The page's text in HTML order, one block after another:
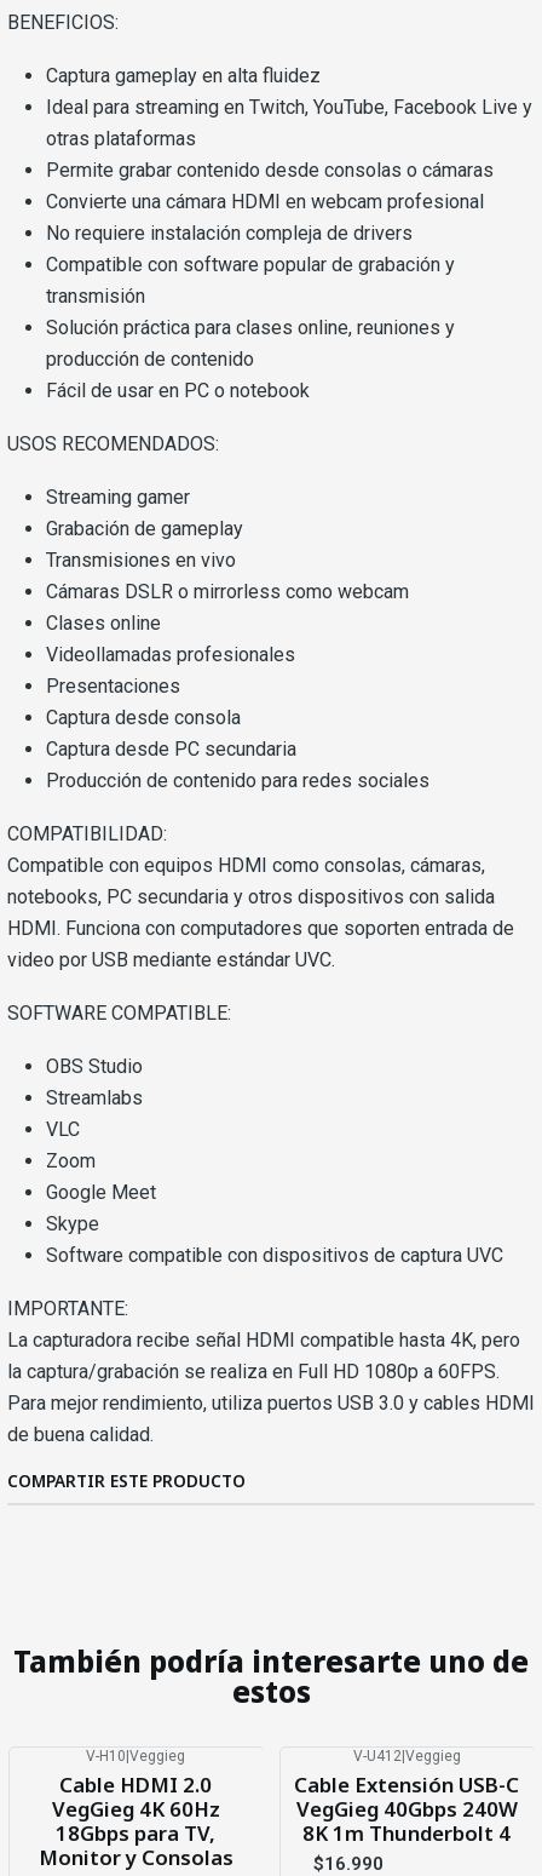
BENEFICIOS:
Captura gameplay en alta fluidez
Ideal para streaming en Twitch, YouTube, Facebook Live y
otras plataformas
Permite grabar contenido desde consolas o cámaras
Convierte una cámara HDMI en webcam profesional
No requiere instalación compleja de drivers
Compatible con software popular de grabación y
transmisión
Solución práctica para clases online, reuniones y
producción de contenido
Fácil de usar en PC o notebook
USOS RECOMENDADOS:
Streaming gamer
Grabación de gameplay
Transmisiones en vivo
Cámaras DSLR o mirrorless como webcam
Clases online
Videollamadas profesionales
Presentaciones
Captura desde consola
Captura desde PC secundaria
Producción de contenido para redes sociales
COMPATIBILIDAD:
Compatible con equipos HDMI como consolas, cámaras,
notebooks, PC secundaria y otros dispositivos con salida
HDMI. Funciona con computadores que soporten entrada de
video por USB mediante estándar UVC.
SOFTWARE COMPATIBLE:
OBS Studio
Streamlabs
VLC
Zoom
Google Meet
Skype
Software compatible con dispositivos de captura UVC
IMPORTANTE:
La capturadora recibe señal HDMI compatible hasta 4K, pero
la captura/grabación se realiza en Full HD 1080p a 60FPS.
Para mejor rendimiento, utiliza puertos USB 3.0 y cables HDMI
de buena calidad.
COMPARTIR ESTE PRODUCTO
También podría interesarte uno de
estos
V-H10 Veggieg
Cable HDMI 2.0
VegGieg 4K 60Hz
18Gbps para TV,
Monitor y Consolas
V-U412| Veggieg
Cable Extensión USB-C
VegGieg 40Gbps 240W
8K 1m Thunderbolt 4
$16.990